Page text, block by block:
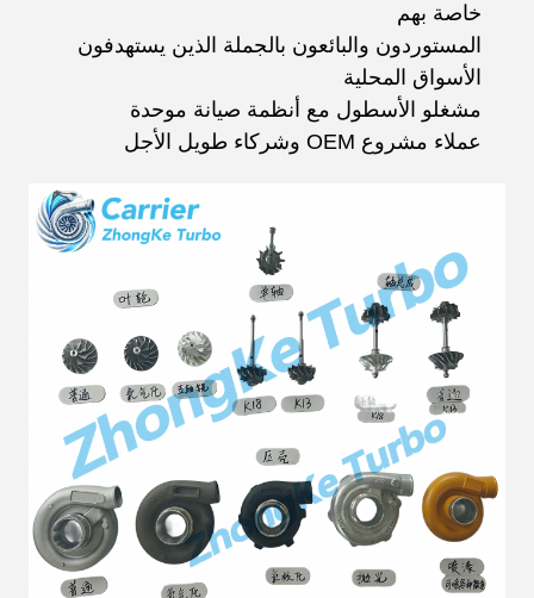
خاصة بهم
المستوردون والبائعون بالجملة الذين يستهدفون
الأسواق المحلية
مشغلو الأسطول مع أنظمة صيانة موحدة
عملاء مشروع OEM وشركاء طويل الأجل